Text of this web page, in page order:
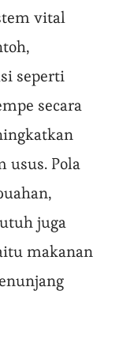
vital
seperti
secara
usus. Pola
juga
makanan